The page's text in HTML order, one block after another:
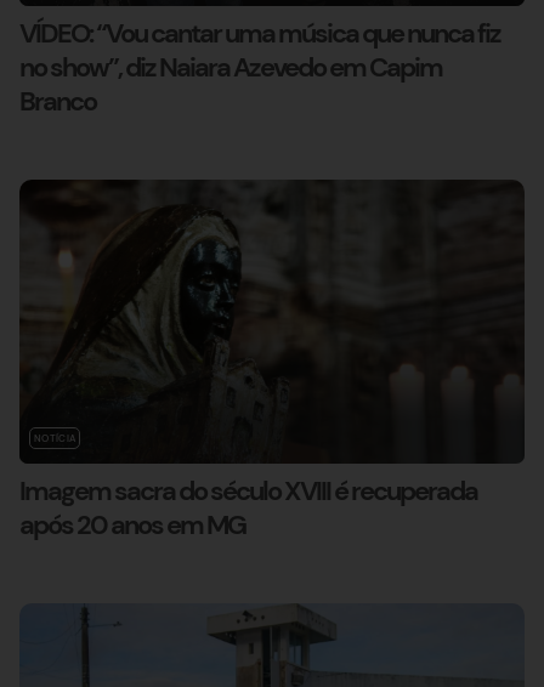
VÍDEO: “Vou cantar uma música que nunca fiz
no show”, diz Naiara Azevedo em Capim
Branco
NOTÍCIA
Imagem sacra do século XVIII é recuperada
após 20 anos em MG